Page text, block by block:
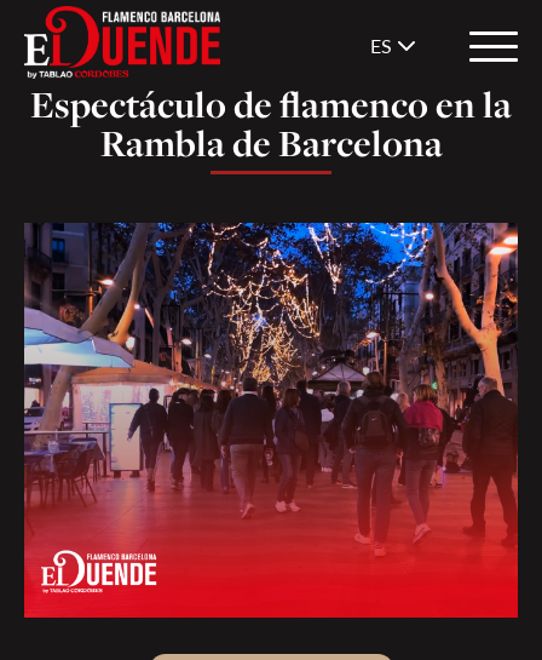
ES
Espectáculo de flamenco en la
Rambla de Barcelona